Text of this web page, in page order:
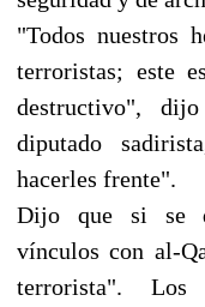
"Todos nuestros
terroristas; este
destructivo",
diputado
hacerles frente".
Dijo que si se
vínculos con al-
terrorista".